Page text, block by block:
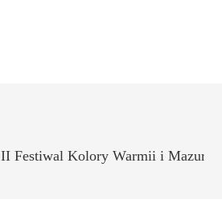
II Festiwal Kolory Warmii i Mazur –